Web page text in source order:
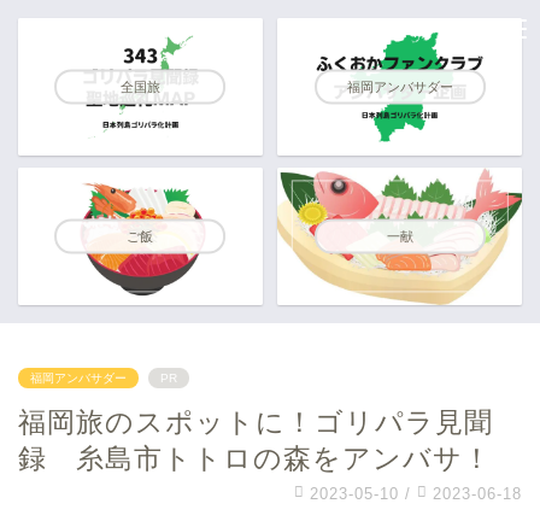
全国旅 福岡アンバサダー
ご飯 一献
福岡アンバサダー PR
福岡旅のスポットに！ゴリパラ見聞
録 糸島市トトロの森をアンバサ！
2023-05-10 / 2023-06-18